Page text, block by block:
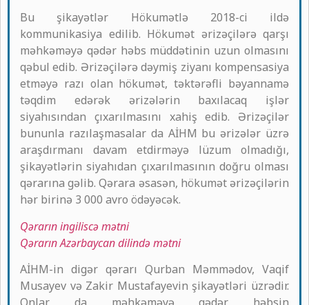
Bu şikayətlər Hökumətlə 2018-ci ildə
kommunikasiya edilib. Hökumət ərizəçilərə qarşı
məhkəməyə qədər həbs müddətinin uzun olmasını
qəbul edib. Ərizəçilərə dəymiş ziyanı kompensasiya
etməyə razı olan hökumət, təktərəfli bəyannamə
təqdim edərək ərizələrin baxılacaq işlər
siyahısından çıxarılmasını xahiş edib. Ərizəçilər
bununla razılaşmasalar da AİHM bu ərizələr üzrə
araşdırmanı davam etdirməyə lüzum olmadığı,
şikayətlərin siyahıdan çıxarılmasının doğru olması
qərarına gəlib. Qərara əsasən, hökumət ərizəçilərin
hər birinə 3 000 avro ödəyəcək.
Qərarın ingiliscə mətni
Qərarın Azərbaycan dilində mətni
AİHM-in digər qərarı Qurban Məmmədov, Vaqif
Musayev və Zakir Mustafayevin şikayətləri üzrədir.